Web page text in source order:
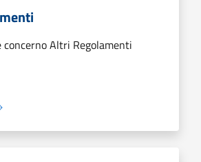
concerno Altri Regolamenti